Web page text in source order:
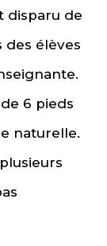
disparu de
des élèves
6 pieds
naturelle.